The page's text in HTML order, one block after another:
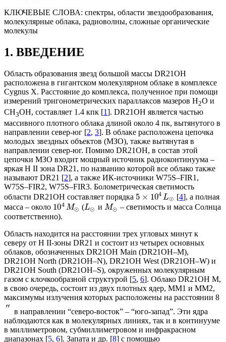
КЛЮЧЕВЫЕ СЛОВА: спектры, области звездообразования,
молекулярные облака, радиоволны, сложные органические
молекулы
1. ВВЕДЕНИЕ
Область образования звезд большой массы DR21OH
расположена в гигантском молекулярном облаке в комплексе
Cygnus X. Расстояние до комплекса, полученное при помощи
измерений тригонометрических параллаксов мазеров H2O и
CH3OH, составляет 1.4 кпк [1]. DR21OH является частью
массивного плотного облака длиной около 4 пк, вытянутого в
направлении север-юг [2, 3]. В облаке расположена цепочка
молодых звездных объектов (МЗО), также вытянутая в
направлении север-юг. Помимо DR21OH, в состав этой
цепочки МЗО входит мощный источник радиоконтинуума –
яркая H II зона DR21, по названию которой все облако также
называют DR21 [2], а также ИК-источники W75S–FIR1,
W75S–FIR2, W75S–FIR3. Болометрическая светимость
области DR21OH составляет порядка 5 × 104 L⊙ [4], а полная
масса – около 104 M⊙ (L⊙ и M⊙ – светимость и масса Солнца
соответственно).
Область находится на расстоянии трех угловых минут к
северу от H II-зоны DR21 и состоит из четырех основных
облаков, обозначенных DR21OH Main (DR21OH–M),
DR21OH North (DR21OH–N), DR21OH West (DR21OH–W) и
DR21OH South (DR21OH–S), окруженных молекулярным
газом с клочкообразной структурой [5, 6]. Облако DR21OH M,
в свою очередь, состоит из двух плотных ядер, ММ1 и ММ2,
максимумы излучения которых расположены на расстоянии 8
в направлении “северо-восток” – “юго-запад”. Эти ядра
наблюдаются как в молекулярных линиях, так и в континууме
в миллиметровом, субмиллиметровом и инфракрасном
диапазонах [5, 6]. Запата и др. [8] с помощью